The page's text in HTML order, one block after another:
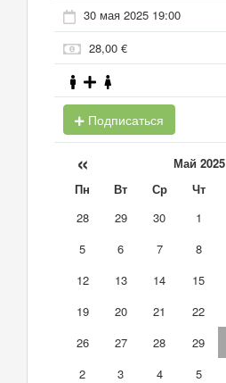
30 мая 2025 19:00
28,00 €
Подписаться
« Май 2025
Пн Вт Ср Чт
28
29 30 1
5
6 7 8
12
13 14 15
19
20 21 22
26
27 28 29
2
3 4 5